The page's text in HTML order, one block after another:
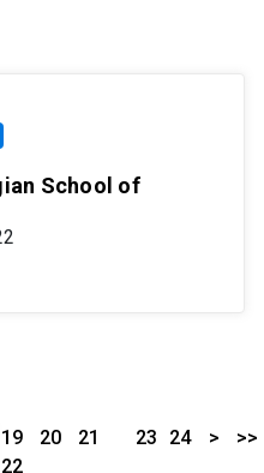
School of
19 20
21
22
23 24 > >>